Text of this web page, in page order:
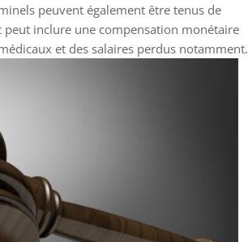
peuvent également être tenus de
inclure une compensation monétaire
et des salaires perdus notamment.